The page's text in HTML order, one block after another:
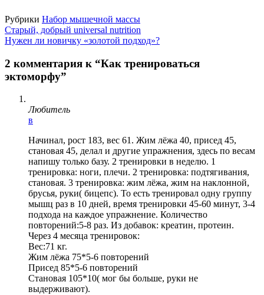
Рубрики Набор мышечной массы
Старый, добрый universal nutrition
Нужен ли новичку «золотой подход»?
2 комментария к “Как тренироваться
эктоморфу”
Любитель
в
Начинал, рост 183, вес 61. Жим лёжа 40, присед 45,
становая 45, делал и другие упражнения, здесь по весам
напишу только базу. 2 тренировки в неделю. 1
тренировка: ноги, плечи. 2 тренировка: подтягивания,
становая. 3 тренировка: жим лёжа, жим на наклонной,
брусья, руки( бицепс). То есть тренировал одну группу
мышц раз в 10 дней, время тренировки 45-60 минут, 3-4
подхода на каждое упражнение. Количество
повторений:5-8 раз. Из добавок: креатин, протеин.
Через 4 месяца тренировок:
Вес:71 кг.
Жим лёжа 75*5-6 повторений
Присед 85*5-6 повторений
Становая 105*10( мог бы больше, руки не
выдерживают).